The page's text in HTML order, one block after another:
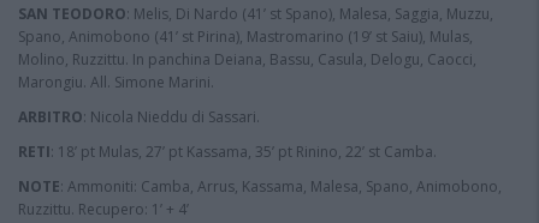
SAN TEODORO: Melis, Di Nardo (41’ st Spano), Malesa, Saggia, Muzzu,
Spano, Animobono (41’ st Pirina), Mastromarino (19’ st Saiu), Mulas,
Molino, Ruzzittu. In panchina Deiana, Bassu, Casula, Delogu, Caocci,
Marongiu. All. Simone Marini.
ARBITRO: Nicola Nieddu di Sassari.
RETI: 18’ pt Mulas, 27’ pt Kassama, 35’ pt Rinino, 22’ st Camba.
NOTE: Ammoniti: Camba, Arrus, Kassama, Malesa, Spano, Animobono,
Ruzzittu. Recupero: 1’ + 4’